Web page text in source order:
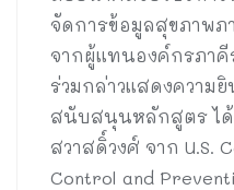
จัดการข้อมูลสุขภาพภ
จากผู้แทนองค์กรภาคี
ร่วมกล่าวแสดงความ
สนับสนุนหลักสูตร ไ
สวาสดิ์วงศ์ จาก U.S.
Control and